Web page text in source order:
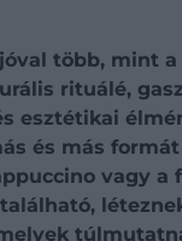
több, mint
rituálé,
esztétikai
és más
vagy